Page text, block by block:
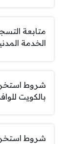
متابعة
الخدمة المدنية
شروط
بالكويت
شروط